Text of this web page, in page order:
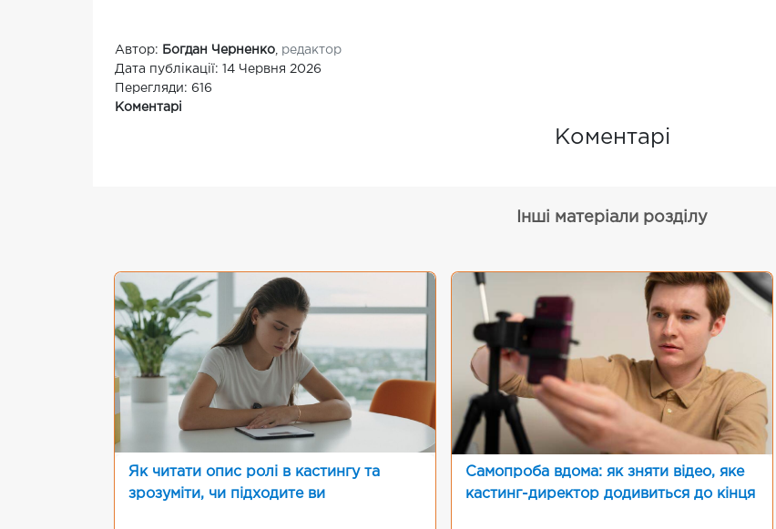
Автор: Богдан Черненко
редактор
Дата публікації: 14 Червня 2026
Перегляди: 616
Коментарі
Коментарі
Інші матеріали розділу
Як читати опис ролі в кастингу та
зрозуміти, чи підходите ви
Самопроба вдома: як зняти відео, яке
кастинг-директор додивиться до кінця